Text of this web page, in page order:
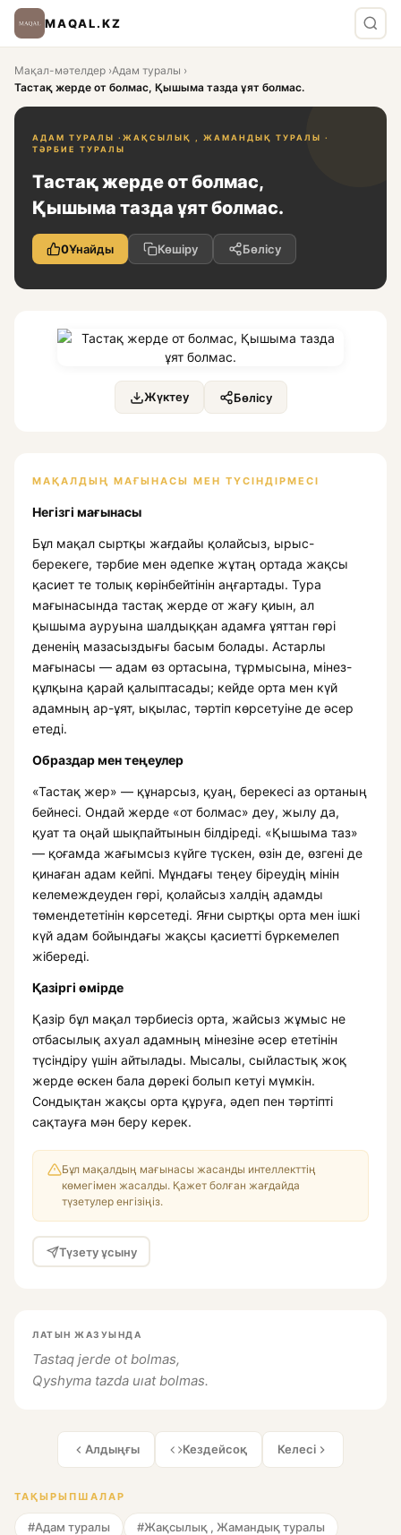
MAQAL.KZ
Мақал-мәтелдер ›Адам туралы ›
Тастақ жерде от болмас, Қышыма тазда ұят болмас.
АДАМ ТУРАЛЫ · ЖАҚСЫЛЫҚ , ЖАМАНДЫҚ ТУРАЛЫ ·
ТӘРБИЕ ТУРАЛЫ
Тастақ жерде от болмас,
Қышыма тазда ұят болмас.
0Ұнайды Көшіру Бөлісу
Жүктеу Бөлісу
МАҚАЛДЫҢ МАҒЫНАСЫ МЕН ТҮСІНДІРМЕСІ
Негізгі мағынасы
Бұл мақал сыртқы жағдайы қолайсыз, ырыс-
берекеге, тәрбие мен әдепке жұтаң ортада жақсы
қасиет те толық көрінбейтінін аңғартады. Тура
мағынасында тастақ жерде от жағу қиын, ал
қышыма ауруына шалдыққан адамға ұяттан гөрі
дененің мазасыздығы басым болады. Астарлы
мағынасы — адам өз ортасына, тұрмысына, мінез-
құлқына қарай қалыптасады; кейде орта мен күй
адамның ар-ұят, ықылас, тәртіп көрсетуіне де әсер
етеді.
Образдар мен теңеулер
«Тастақ жер» — құнарсыз, қуаң, берекесі аз ортаның
бейнесі. Ондай жерде «от болмас» деу, жылу да,
қуат та оңай шықпайтынын білдіреді. «Қышыма таз»
— қоғамда жағымсыз күйге түскен, өзін де, өзгені де
қинаған адам кейпі. Мұндағы теңеу біреудің мінін
келемеждеуден гөрі, қолайсыз халдің адамды
төмендететінін көрсетеді. Яғни сыртқы орта мен ішкі
күй адам бойындағы жақсы қасиетті бүркемелеп
жібереді.
Қазіргі өмірде
Қазір бұл мақал тәрбиесіз орта, жайсыз жұмыс не
отбасылық ахуал адамның мінезіне әсер ететінін
түсіндіру үшін айтылады. Мысалы, сыйластық жоқ
жерде өскен бала дөрекі болып кетуі мүмкін.
Сондықтан жақсы орта құруға, әдеп пен тәртіпті
сақтауға мән беру керек.
Бұл мақалдың мағынасы жасанды интеллекттің
көмегімен жасалды. Қажет болған жағдайда
түзетулер енгізіңіз.
Түзету ұсыну
ЛАТЫН ЖАЗУЫНДА
Tastaq jerde ot bolmas,
Qyshyma tazda uıat bolmas.
Алдыңғы Кездейсоқ Келесі
ТАҚЫРЫПШАЛАР
#Адам туралы #Жақсылық , Жамандық туралы